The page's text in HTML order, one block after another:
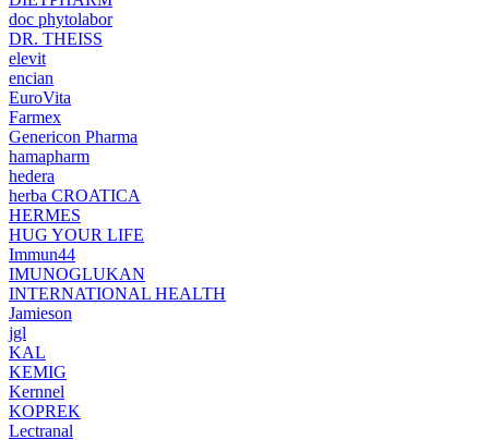
doc phytolabor
DR. THEISS
elevit
encian
EuroVita
Farmex
Genericon Pharma
hamapharm
hedera
herba CROATICA
HERMES
HUG YOUR LIFE
Immun44
IMUNOGLUKAN
INTERNATIONAL HEALTH
Jamieson
jgl
KAL
KEMIG
Kernnel
KOPREK
Lectranal